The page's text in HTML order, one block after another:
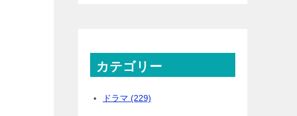
カテゴリー
ドラマ (229)